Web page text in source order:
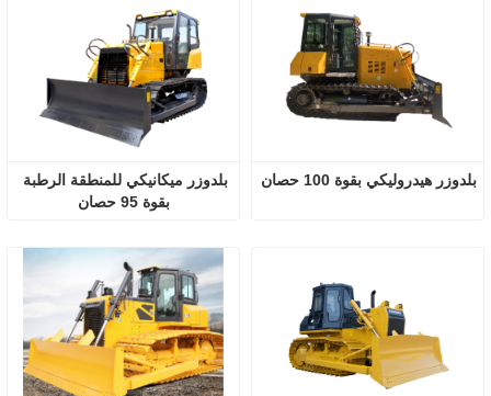
بقوة 95 حصان
بلدوزر هيدروليكي بقوة 100 حصان